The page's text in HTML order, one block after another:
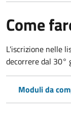
Come
L'iscrizione nelle
decorrere dal 30°
Moduli da